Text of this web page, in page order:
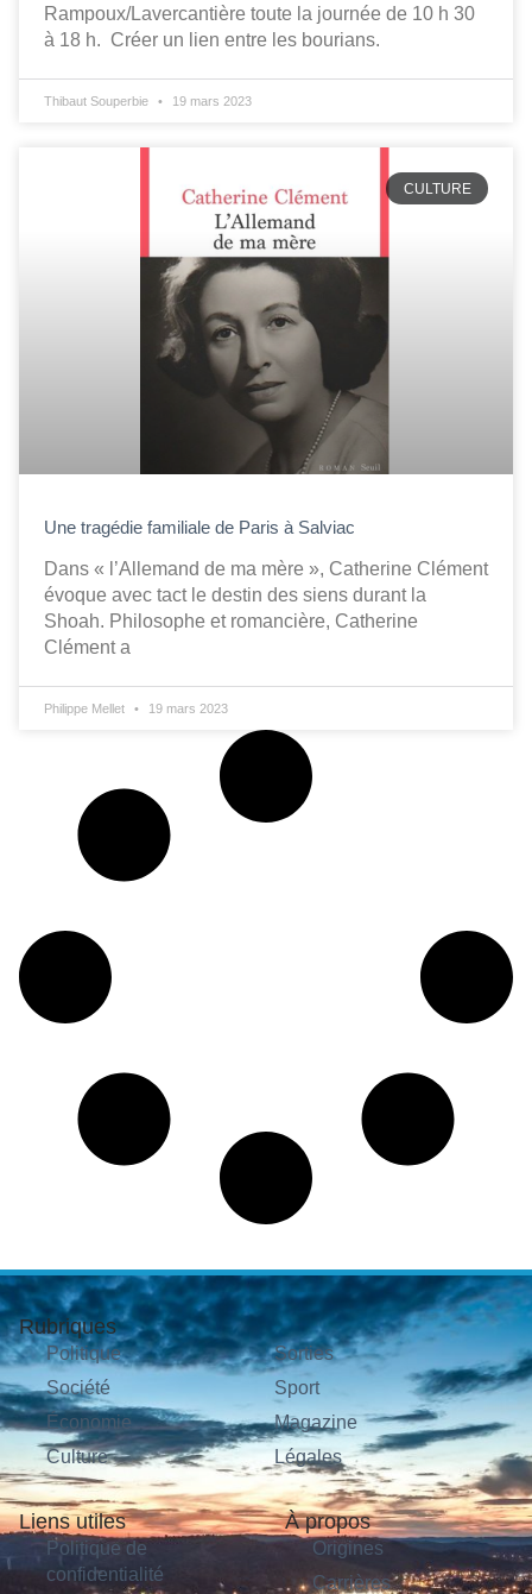
Rampoux/Lavercantière toute la journée de 10 h 30
à 18 h. Créer un lien entre les bourians.
Thibaut Souperbie 19 mars 2023
CULTURE
Une tragédie familiale de Paris à Salviac
Dans « l’Allemand de ma mère », Catherine Clément
évoque avec tact le destin des siens durant la
Shoah. Philosophe et romancière, Catherine
Clément a
Philippe Mellet 19 mars 2023
Rubriques
Politique
Société
Économie
Culture
Sorties
Sport
Magazine
Légales
Liens utiles
Politique de
confidentialité
À propos
Origines
Carrières